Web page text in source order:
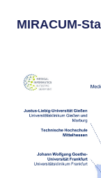
Menü
Menü
Menü
MIRACUM-